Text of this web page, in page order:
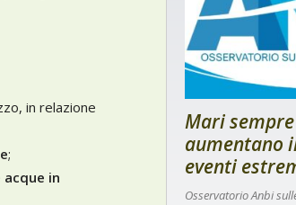
in relazione
;
acque in
Mari
aumentano
eventi
Osservatorio Anbi